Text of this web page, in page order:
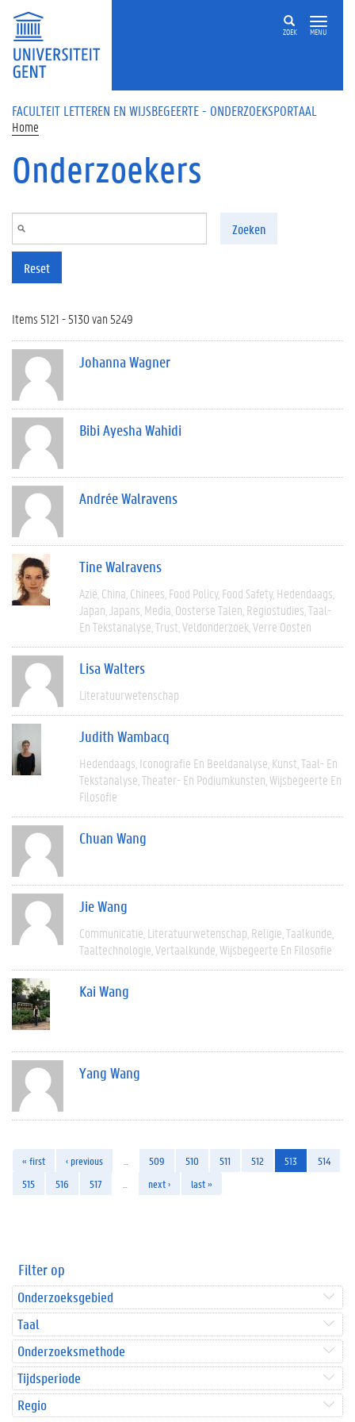
Overslaan en naar de inhoud gaan
ZOEK MENU
FACULTEIT LETTEREN EN WIJSBEGEERTE - ONDERZOEKSPORTAAL
Home
Onderzoekers
Zoeken
Reset
Items 5121 - 5130 van 5249
Johanna Wagner
Bibi Ayesha Wahidi
Andrée Walravens
Tine Walravens
Azië China Chinees Food Policy Food Safety Hedendaags
Japan Japans Media Oosterse Talen Regiostudies Taal-
En Tekstanalyse Trust Veldonderzoek Verre Oosten
Lisa Walters
Literatuurwetenschap
Judith Wambacq
Hedendaags Iconografie En Beeldanalyse Kunst Taal- En
Tekstanalyse Theater- En Podiumkunsten Wijsbegeerte En
Filosofie
Chuan Wang
Jie Wang
Communicatie Literatuurwetenschap Religie Taalkunde
Taaltechnologie Vertaalkunde Wijsbegeerte En Filosofie
Kai Wang
Yang Wang
« first ‹ previous 509 510 511 512 513
514
515
516 517 next › last »
Filter op
Onderzoeksgebied
Taal
Onderzoeksmethode
Tijdsperiode
Regio